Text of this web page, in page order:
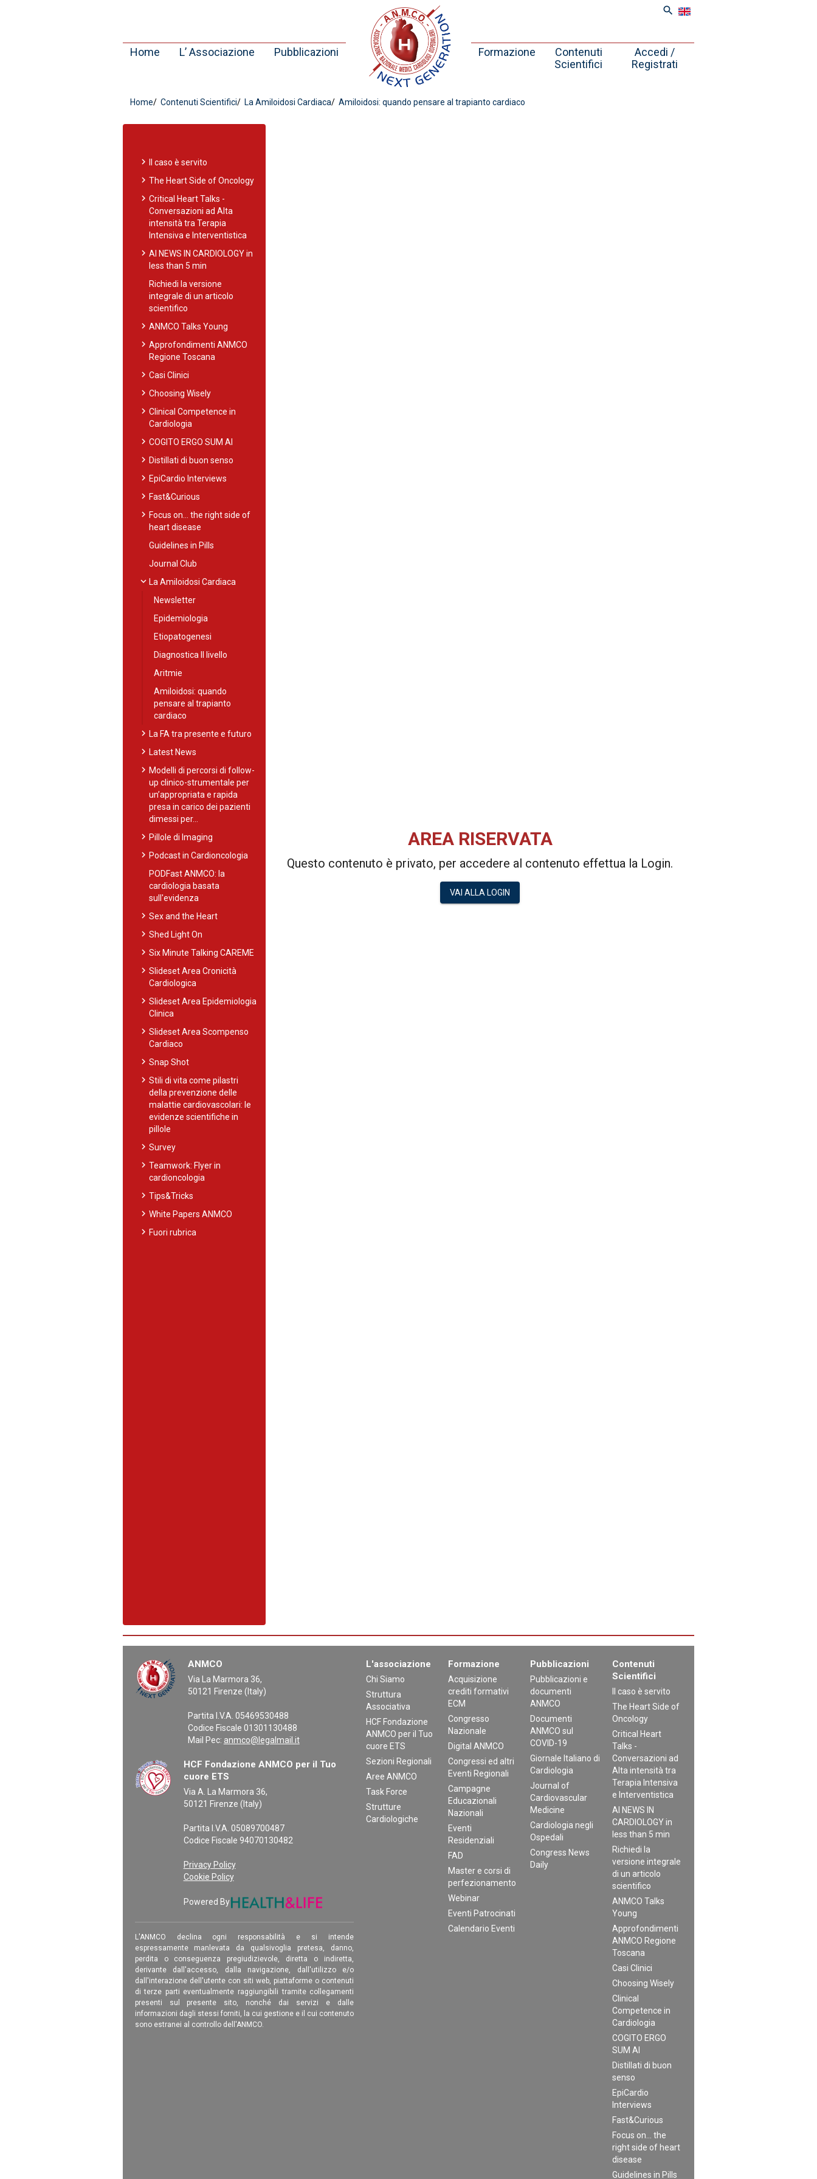
search
Home L’ Associazione Pubblicazioni Formazione
Contenuti
Scientifici
Accedi /
Registrati
Home Contenuti Scientifici La Amiloidosi Cardiaca Amiloidosi: quando pensare al trapianto cardiaco
chevron_right Il caso è servito
chevron_rightThe Heart Side of Oncology
chevron_rightCritical Heart Talks -
Conversazioni ad Alta
intensità tra Terapia
Intensiva e Interventistica
chevron_rightAI NEWS IN CARDIOLOGY in
less than 5 min
Richiedi la versione
integrale di un articolo
scientifico
chevron_rightANMCO Talks Young
chevron_rightApprofondimenti ANMCO
Regione Toscana
chevron_rightCasi Clinici
chevron_rightChoosing Wisely
chevron_rightClinical Competence in
Cardiologia
chevron_rightCOGITO ERGO SUM AI
chevron_rightDistillati di buon senso
chevron_rightEpiCardio Interviews
chevron_rightFast&Curious
chevron_rightFocus on… the right side of
heart disease
Guidelines in Pills
Journal Club
expand_moreLa Amiloidosi Cardiaca
Newsletter
Epidemiologia
Etiopatogenesi
Diagnostica II livello
Aritmie
Amiloidosi: quando
pensare al trapianto
cardiaco
chevron_rightLa FA tra presente e futuro
chevron_rightLatest News
chevron_rightModelli di percorsi di follow-
up clinico-strumentale per
un’appropriata e rapida
presa in carico dei pazienti
dimessi per…
chevron_rightPillole di Imaging
chevron_rightPodcast in Cardioncologia
PODFast ANMCO: la
cardiologia basata
sull'evidenza
chevron_rightSex and the Heart
chevron_rightShed Light On
chevron_rightSix Minute Talking CAREME
chevron_rightSlideset Area Cronicità
Cardiologica
chevron_rightSlideset Area Epidemiologia
Clinica
chevron_rightSlideset Area Scompenso
Cardiaco
chevron_rightSnap Shot
chevron_rightStili di vita come pilastri
della prevenzione delle
malattie cardiovascolari: le
evidenze scientifiche in
pillole
chevron_rightSurvey
chevron_rightTeamwork: Flyer in
cardioncologia
chevron_rightTips&Tricks
chevron_rightWhite Papers ANMCO
chevron_rightFuori rubrica
AREA RISERVATA
Questo contenuto è privato, per accedere al contenuto effettua la Login.
VAI ALLA LOGIN
ANMCO
Via La Marmora 36,
50121 Firenze (Italy)
Partita I.V.A. 05469530488
Codice Fiscale 01301130488
Mail Pec: anmco@legalmail.it
HCF Fondazione ANMCO per il Tuo
cuore ETS
Via A. La Marmora 36,
50121 Firenze (Italy)
Partita I.V.A. 05089700487
Codice Fiscale 94070130482
Privacy Policy
Cookie Policy
Powered By
L'ANMCO declina ogni responsabilità e si intende
espressamente manlevata da qualsivoglia pretesa, danno,
perdita o conseguenza pregiudizievole, diretta o indiretta,
derivante dall'accesso, dalla navigazione, dall'utilizzo e/o
dall'interazione dell'utente con siti web, piattaforme o contenuti
di terze parti eventualmente raggiungibili tramite collegamenti
presenti sul presente sito, nonché dai servizi e dalle
informazioni dagli stessi forniti, la cui gestione e il cui contenuto
sono estranei al controllo dell'ANMCO.
L'associazione
Chi Siamo
Struttura
Associativa
HCF Fondazione
ANMCO per il Tuo
cuore ETS
Sezioni Regionali
Aree ANMCO
Task Force
Strutture
Cardiologiche
Formazione
Acquisizione
crediti formativi
ECM
Congresso
Nazionale
Digital ANMCO
Congressi ed altri
Eventi Regionali
Campagne
Educazionali
Nazionali
Eventi
Residenziali
FAD
Master e corsi di
perfezionamento
Webinar
Eventi Patrocinati
Calendario Eventi
Pubblicazioni
Pubblicazioni e
documenti
ANMCO
Documenti
ANMCO sul
COVID-19
Giornale Italiano di
Cardiologia
Journal of
Cardiovascular
Medicine
Cardiologia negli
Ospedali
Congress News
Daily
Contenuti
Scientifici
Il caso è servito
The Heart Side of
Oncology
Critical Heart
Talks -
Conversazioni ad
Alta intensità tra
Terapia Intensiva
e Interventistica
AI NEWS IN
CARDIOLOGY in
less than 5 min
Richiedi la
versione integrale
di un articolo
scientifico
ANMCO Talks
Young
Approfondimenti
ANMCO Regione
Toscana
Casi Clinici
Choosing Wisely
Clinical
Competence in
Cardiologia
COGITO ERGO
SUM AI
Distillati di buon
senso
EpiCardio
Interviews
Fast&Curious
Focus on… the
right side of heart
disease
Guidelines in Pills